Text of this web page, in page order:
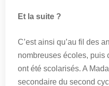
Et la suite ?
C’est ainsi qu’au fil des
nombreuses écoles, puis
ont été scolarisés. A
secondaire du second